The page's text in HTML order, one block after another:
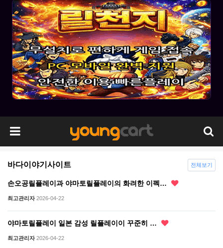
바다이야기사이트
손오공릴플레이과 야마토릴플레이의 화려한 이펙…
최고관리자 2026-04-22
야마토릴플레이 일본 감성 릴플레이이 꾸준히 …
최고관리자 2026-04-22
전체보기